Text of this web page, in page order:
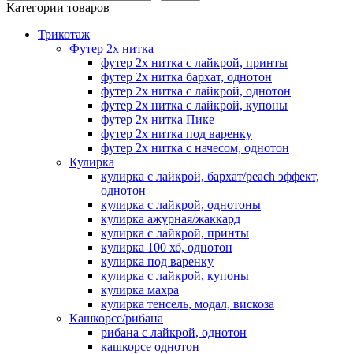
Категории товаров
Трикотаж
Футер 2х нитка
футер 2х нитка с лайкрой, принты
футер 2х нитка бархат, однотон
футер 2х нитка с лайкрой, однотон
футер 2х нитка с лайкрой, купоны
футер 2х нитка Пике
футер 2х нитка под варенку
футер 2х нитка с начесом, однотон
Кулирка
кулирка с лайкрой, бархат/peach эффект,
однотон
кулирка с лайкрой, однотоны
кулирка ажурная/жаккард
кулирка с лайкрой, принты
кулирка 100 хб, однотон
кулирка под варенку
кулирка с лайкрой, купоны
кулирка махра
кулирка тенсель, модал, вискоза
Кашкорсе/рибана
рибана с лайкрой, однотон
кашкорсе однотон